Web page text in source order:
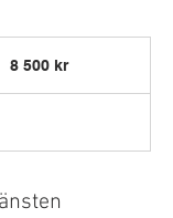
8 500 kr